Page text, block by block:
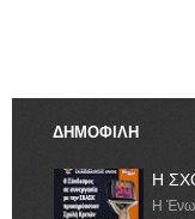
ΔΗΜΟΦΙΛΗ
Η
Η